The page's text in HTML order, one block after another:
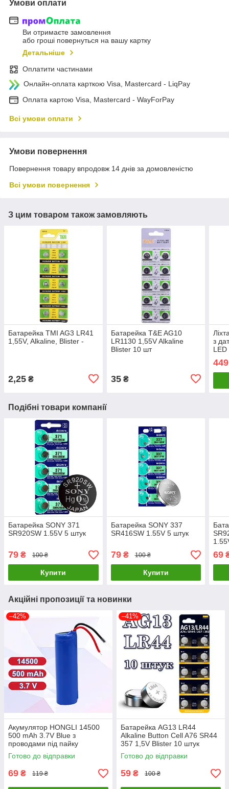
Умови оплати
Ви отримаєте замовлення
або гроші повернуться на вашу картку
Детальніше
Оплатити частинами
Онлайн-оплата карткою Visa, Mastercard - LiqPay
Оплата картою Visa, Mastercard - WayForPay
Всі умови оплати
Умови повернення
Повернення товару впродовж 14 днів за домовленістю
Всі умови повернення
З цим товаром також замовляють
Батарейка TMI AG3 LR41
1,55V, Alkaline, Blister -
2,25 ₴
Батарейка T&E AG10
LR1130 1,55V Alkaline
Blister 10 шт
35₴
з
LED
449
Подібні товари компанії
Батарейка SONY 371
SR920SW 1.55V 5 штук
79 ₴ 100 ₴
Купити
Батарейка SONY 337
SR416SW 1.55V 5 штук
79₴ 100 ₴
Купити
69
Акційні пропозиції та новинки
–42%
Акумулятор HONGLI 14500
500 mAh 3.7V Blue з
проводами під пайку
Готово до відправки
69 ₴ 119 ₴
–41%
Батарейка AG13 LR44
Alkaline Button Cell A76 SR44
357 1,5V Blister 10 штук
Готово до відправки
59 ₴ 100 ₴